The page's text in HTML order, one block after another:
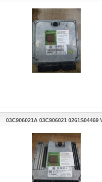
03C906021A 03C906021 0261S04469